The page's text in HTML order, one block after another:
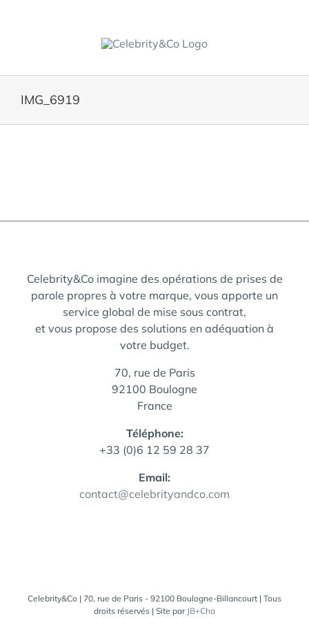
IMG_6919
Celebrity&Co imagine des opérations de prises de
parole propres à votre marque, vous apporte un
service global de mise sous contrat,
et vous propose des solutions en adéquation à
votre budget.
70, rue de Paris
92100 Boulogne
France
Téléphone:
+33 (0)6 12 59 28 37
Email:
contact@celebrityandco.com
Celebrity&Co | 70, rue de Paris - 92100 Boulogne-Billancourt | Tous
droits réservés | Site par JB+Cha